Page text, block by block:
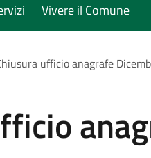
Vivere il Comune
ufficio anagrafe